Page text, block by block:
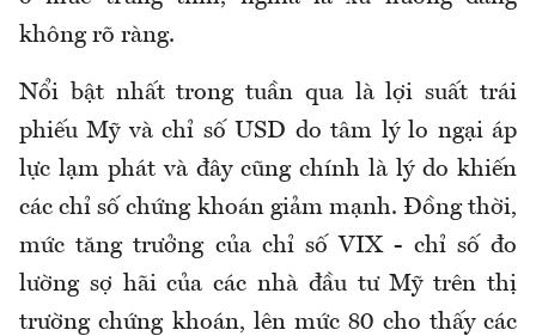
không rõ ràng.
Nổi bật nhất trong tuần qua là lợi suất trái
phiếu Mỹ và chỉ số USD do tâm lý lo ngại áp
lực lạm phát và đây cũng chính là lý do khiến
các chỉ số chứng khoán giảm mạnh. Đồng thời,
mức tăng trưởng của chỉ số VIX - chỉ số đo
lường sợ hãi của các nhà đầu tư Mỹ trên thị
trường chứng khoán, lên mức 80 cho thấy các